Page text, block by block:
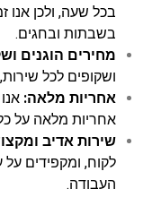
בכל שעה, ולכן אנו
בשבתות ובחגים.
מחירים הוגנים
ושקופים לכל
אחריות מלאה:
אחריות מלאה על
שירות אדיב
לקוח, ומקפידים על
העבודה.